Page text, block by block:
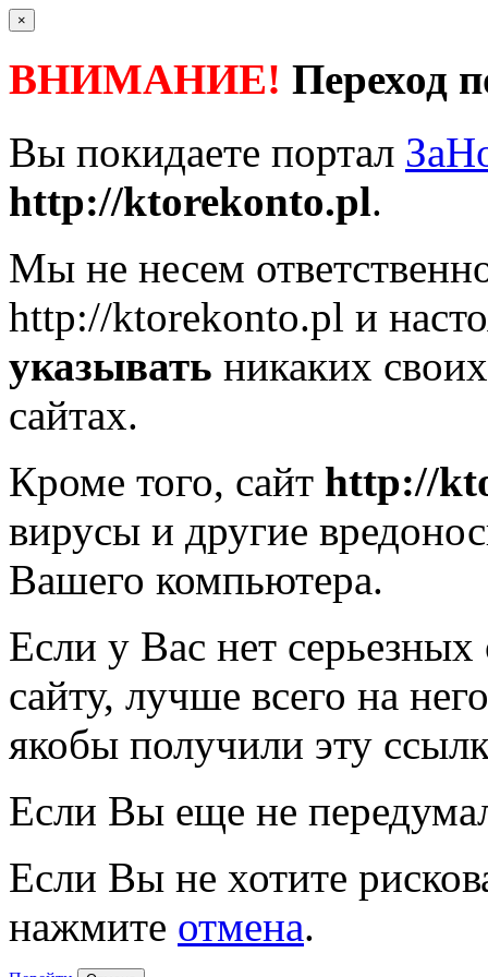
×
ВНИМАНИЕ! Переход
Вы покидаете портал
http://ktorekonto.pl.
Мы не несем
http://ktorekonto.pl и
указывать никаких
сайтах.
Кроме того, сайт http://
вирусы и другие
Вашего компьютера.
Если у Вас нет
сайту, лучше всего на
якобы получили эту
Если Вы еще не
Если Вы не хотите
нажмите отмена.